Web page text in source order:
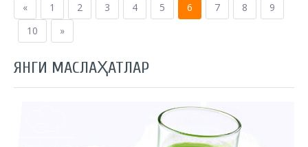
« 1 2 3 4 5 6 7 8
9
10
»
ЯНГИ МАСЛАҲАТЛАР